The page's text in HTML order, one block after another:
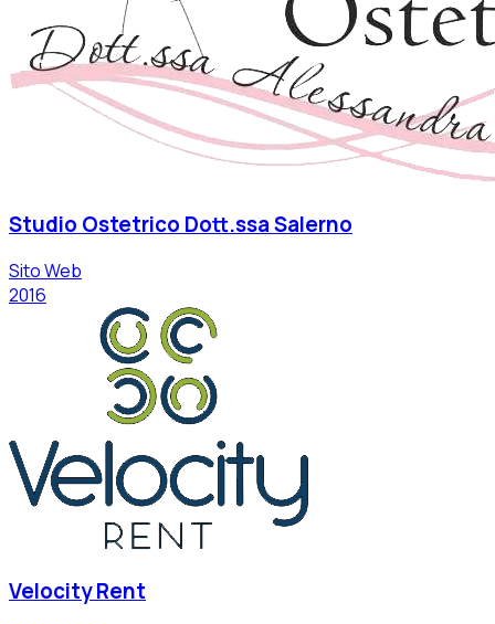
Studio Ostetrico Dott.ssa Salerno
Sito Web
2016
Velocity Rent